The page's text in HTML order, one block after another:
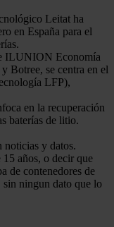
Leitat ha
en España para el
ILUNION Economía
Botree, se centra en el
LFP),
en la recuperación
baterías de litio.
noticias y datos.
años, o decir que
de contenedores de
ningun dato que lo